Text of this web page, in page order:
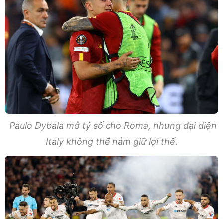
Paulo Dybala mở tỷ số cho Roma, nhưng đại diện
Italy không thể nắm giữ lợi thế.